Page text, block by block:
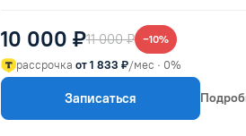
10 000 ₽11 000 ₽ −10%
рассрочка от 1 833 ₽/мес · 0%
Записаться